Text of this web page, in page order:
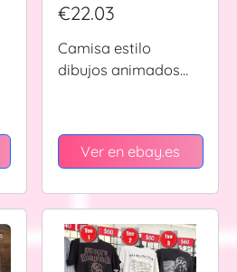
€22.03
Camisa estilo
dibujos animados
linda camiseta de
Ver en ebay.es